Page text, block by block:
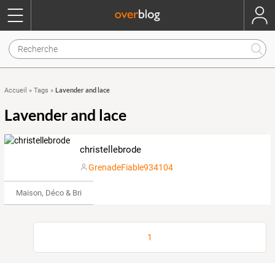
Accueil » Tags » Lavender and lace
Lavender and lace
christellebrode
GrenadeFiable934104
Maison, Déco & Bricolage
1